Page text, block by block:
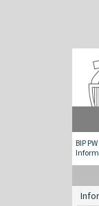
BIP PW